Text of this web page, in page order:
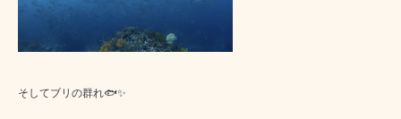
そしてブリの群れ🐟✨